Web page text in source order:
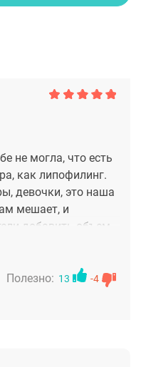
не могла, что есть
как липофилинг.
девочки, это наша
мешает, и
добавить объем.
ведь она
мечты!!!!
Полезно: 13 -4